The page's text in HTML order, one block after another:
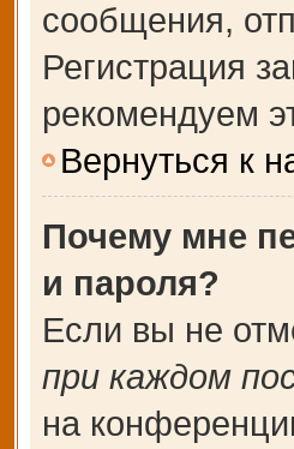
сообщения,
Регистрация
рекомендуем
Вернуться к
Почему мне
и пароля?
Если вы не
при каждом
на